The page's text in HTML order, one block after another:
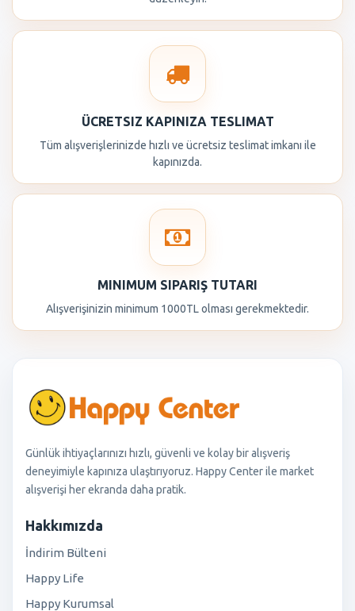
ÜCRETSIZ KAPINIZA TESLIMAT
Tüm alışverişlerinizde hızlı ve ücretsiz teslimat imkanı ile
kapınızda.
MINIMUM SIPARIŞ TUTARI
Alışverişinizin minimum 1000TL olması gerekmektedir.
Günlük ihtiyaçlarınızı hızlı, güvenli ve kolay bir alışveriş
deneyimiyle kapınıza ulaştırıyoruz. Happy Center ile market
alışverişi her ekranda daha pratik.
Hakkımızda
İndirim Bülteni
Happy Life
Happy Kurumsal